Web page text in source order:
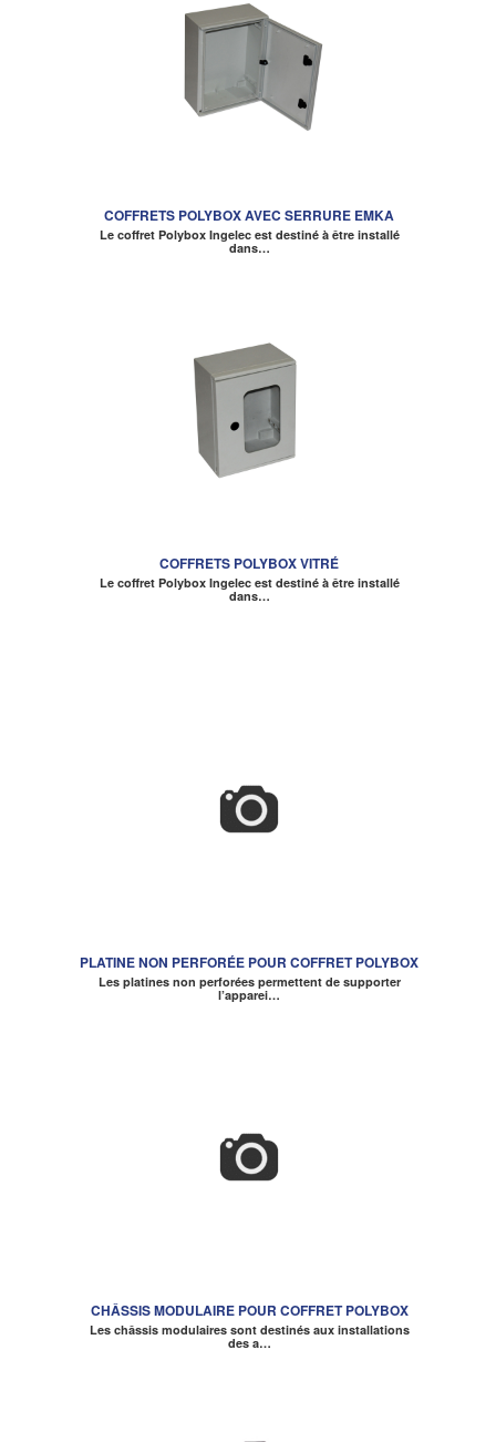
COFFRETS POLYBOX AVEC SERRURE EMKA
Le coffret Polybox Ingelec est destiné à être installé
dans…
COFFRETS POLYBOX VITRÉ
Le coffret Polybox Ingelec est destiné à être installé
dans…
PLATINE NON PERFORÉE POUR COFFRET POLYBOX
Les platines non perforées permettent de supporter
l’apparei…
CHÂSSIS MODULAIRE POUR COFFRET POLYBOX
Les châssis modulaires sont destinés aux installations
des a…